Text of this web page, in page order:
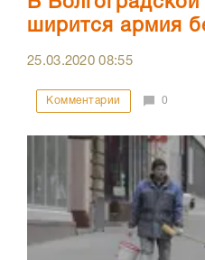
ширится армия
25.03.202008:55
Комментарии 0